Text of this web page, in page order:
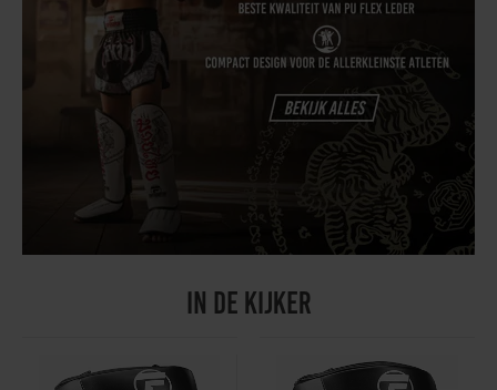
Thuis trainen
IN DE KIJKER